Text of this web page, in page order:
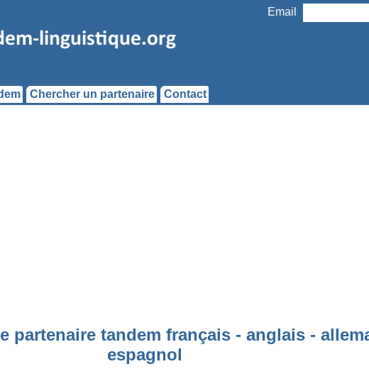
Email
Chercher un partenaire Contact
partenaire tandem français - anglais -
espagnol